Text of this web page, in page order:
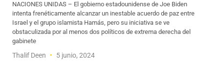
NACIONES UNIDAS – El gobierno estadounidense de Joe Biden
intenta frenéticamente alcanzar un inestable acuerdo de paz entre
Israel y el grupo islamista Hamás, pero su iniciativa se ve
obstaculizada por al menos dos políticos de extrema derecha del
gabinete
Thalif Deen 5 junio, 2024